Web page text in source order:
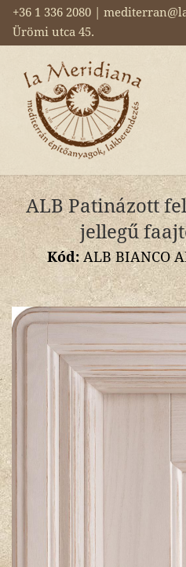
+36 1 336 2080 |
Ürömi utca 45.
ALB Patinázott
jellegű
Kód:ALB BIANCO